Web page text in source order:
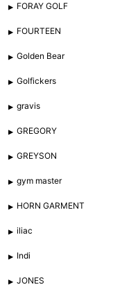
FORAY GOLF
FOURTEEN
Golden Bear
Golfickers
gravis
GREGORY
GREYSON
gym master
HORN GARMENT
iliac
Indi
JONES